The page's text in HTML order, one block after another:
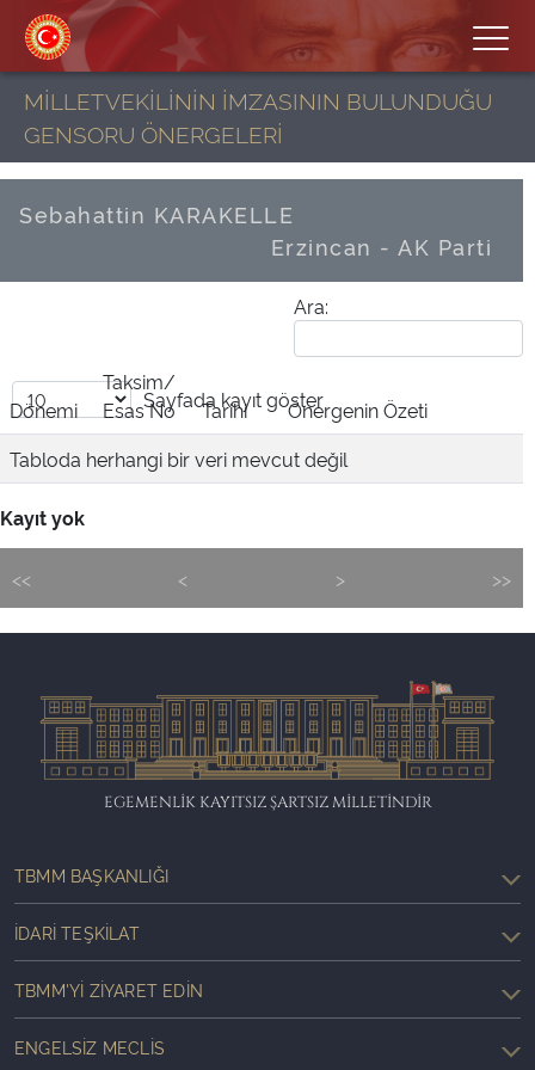
MİLLETVEKİLİNİN İMZASININ BULUNDUĞU
GENSORU ÖNERGELERİ
Sebahattin KARAKELLE
Erzincan - AK Parti
Ara:
Sayfada kayıt göster
Dönemi
Taksim/
Esas No
Tarihi
Önergenin Özeti
Tabloda herhangi bir veri mevcut değil
Kayıt yok
<< < > >>
EGEMENLİK KAYITSIZ ŞARTSIZ MİLLETİNDİR
TBMM BAŞKANLIĞI
İDARI TEŞKILAT
TBMM'YI ZIYARET EDIN
ENGELSIZ MECLIS